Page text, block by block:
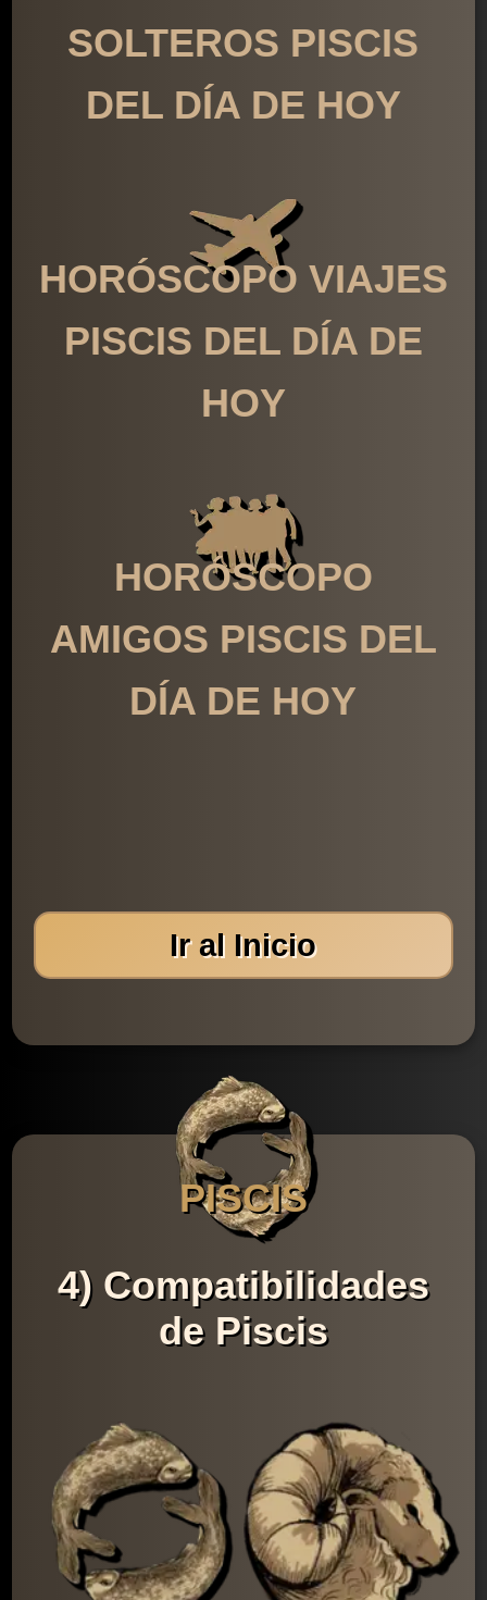
SOLTEROS PISCIS
DEL DÍA DE HOY
HORÓSCOPO VIAJES
PISCIS DEL DÍA DE
HOY
HORÓSCOPO
AMIGOS PISCIS DEL
DÍA DE HOY
Ir al Inicio
PISCIS
4) Compatibilidades
de Piscis